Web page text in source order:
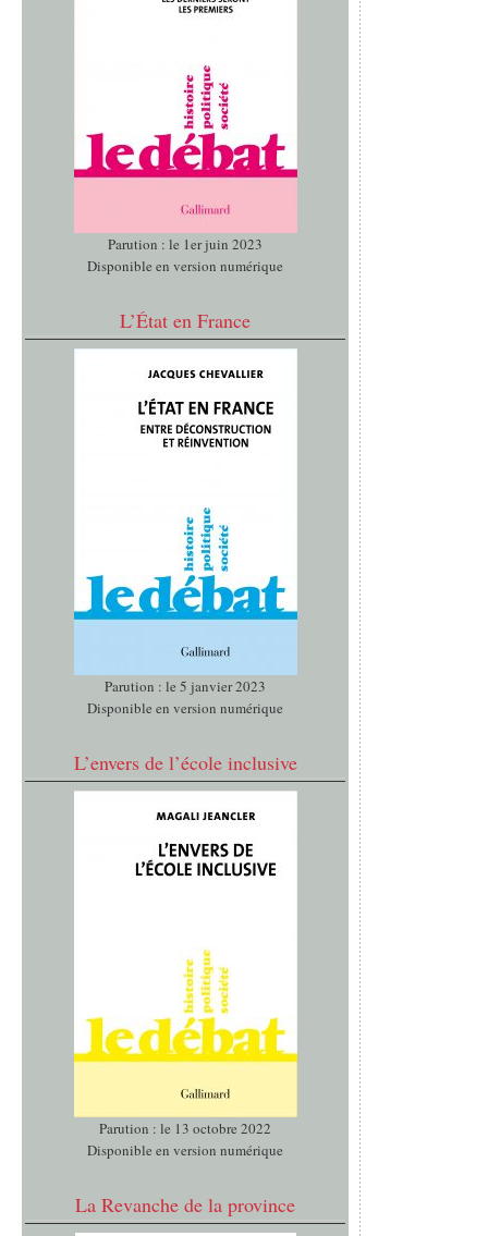
Parution : le 1er juin 2023
Disponible en version numérique
L’État en France
Parution : le 5 janvier 2023
Disponible en version numérique
L’envers de l’école inclusive
Parution : le 13 octobre 2022
Disponible en version numérique
La Revanche de la province